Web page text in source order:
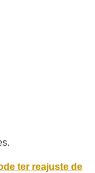
ter reajuste de